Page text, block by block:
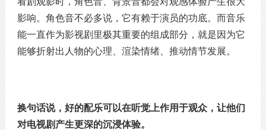
影响。角色音不必多说，它有赖于演员的功底。而音乐
能一直作为影视剧里极其重要的组成部分，就是因为它
能够折射出人物的心理、渲染情绪、推动情节发展。
换句话说，好的配乐可以在听觉上作用于观众，让他们
对电视剧产生更深的沉浸体验。